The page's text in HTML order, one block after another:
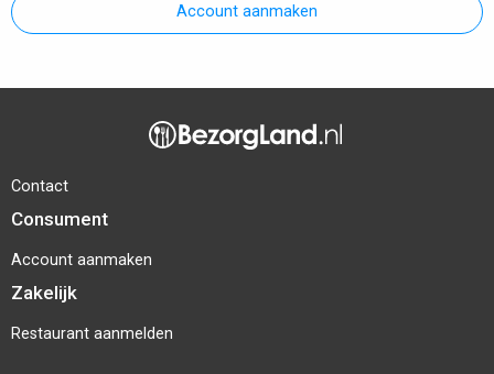
Account aanmaken
Contact
Consument
Account aanmaken
Zakelijk
Restaurant aanmelden